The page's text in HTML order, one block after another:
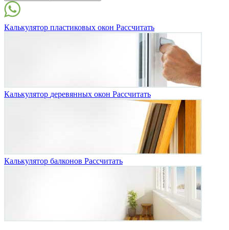
Калькулятор пластиковых окон Рассчитать
Калькулятор деревянных окон Рассчитать
Калькулятор балконов Рассчитать